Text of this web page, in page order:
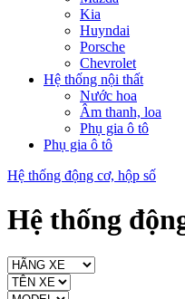
Kia
Huyndai
Porsche
Chevrolet
Hệ thống nội thất
Nước hoa
Âm thanh, loa
Phụ gia ô tô
Phụ gia ô tô
Hệ thống động cơ, hộp số
Hệ thống